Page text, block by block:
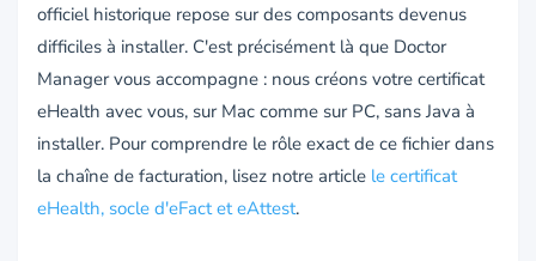
officiel historique repose sur des composants devenus
difficiles à installer. C'est précisément là que Doctor
Manager vous accompagne : nous créons votre certificat
eHealth avec vous, sur Mac comme sur PC, sans Java à
installer. Pour comprendre le rôle exact de ce fichier dans
la chaîne de facturation, lisez notre article le certificat
eHealth, socle d'eFact et eAttest.